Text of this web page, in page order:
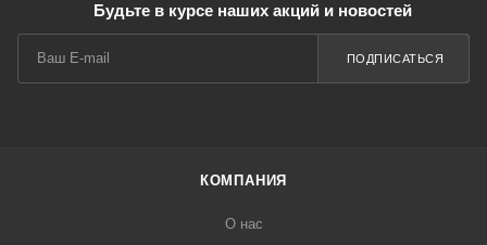
Будьте в курсе наших акций и новостей
ПОДПИСАТЬСЯ
КОМПАНИЯ
О нас